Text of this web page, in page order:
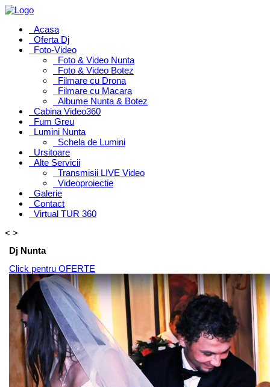
Acasa
Oferta Dj
Foto-Video
Foto & Video Nunta
Foto & Video Botez
Filmare cu Drona
Filmare cu Macara
Albume Nunta & Botez
Cabina Video360
Fum Greu
Lumini Nunta
Schela de Lumini
Ursitoare
Alte Servicii
Transmisii LIVE Video
Videoproiectie
Galerie
Contact
Virtual TUR 360
< >
Dj Nunta
Click pentru OFERTE